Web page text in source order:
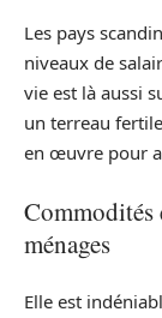
Les pays
niveaux de
vie est là aussi
un terreau
en œuvre pour
Commodités
ménages
Elle est